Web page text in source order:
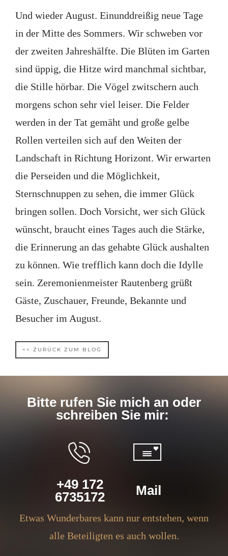
Und wieder August. Einunddreißig neue Tage
in der Mitte des Sommers. Wir schweben vor
der zweiten Jahreshälfte. Die Blüten im Garten
sind üppig, die Hitze wird manchmal sichtbar,
die Stille hörbar. Die Vögel zwitschern auch
morgens schon sehr viel leiser. Die Felder
werden in der Tat gemäht und große gelbe
Rollen verteilen sich auf den Weiten der
Landschaft in Richtung Horizont. Wir erwarten
die Perseiden und die Möglichkeit,
Sternschnuppen zu sehen, die immer Glück
bringen sollen. Doch Vorsicht, wer sich Glück
wünscht, braucht eines Tages auch die Stärke,
die Erinnerung an das gehabte Glück aushalten
zu können. Wie trefflich kann doch die Idylle
sein. Zeremonienmeister Rautenberg grüßt
Gäste, Zuschauer, Freunde, Bekannte und
Besucher im August.
<< ZURÜCK ZUM BLOG
Bitte rufen Sie mich an oder
schreiben Sie mir:
+49 172
6735172
Mail
Etwas Wunderbares kann nur entstehen, wenn
alle Beteiligten es auch wollen.